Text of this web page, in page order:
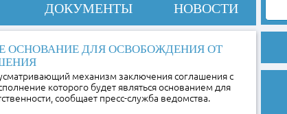
ДОКУМЕНТЫ НОВОСТИ
ДЛЯ ОСВОБОЖДЕНИЯ ОТ
механизм заключения соглашения с
которого будет являться основанием для
сообщает пресс-служба ведомства.